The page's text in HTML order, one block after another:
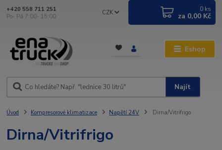
Eshop
CZK
Najít
+420 558 711 251
Po- Pá 7:00- 15:00
0 ks
za 0,00 Kč
Úvod Kompresorové klimatizace Napětí 24V Dirna/Vitrifrigo
Dirna/Vitrifrigo